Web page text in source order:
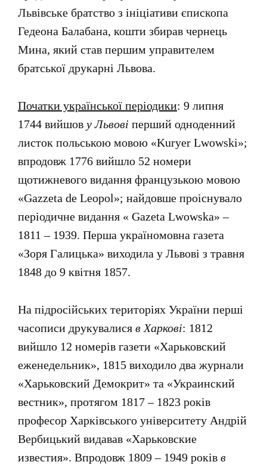
Львівське братство з ініціативи єпископа
Гедеона Балабана, кошти збирав чернець
Мина, який став першим управителем
братської друкарні Львова.
Початки української періодики: 9 липня
1744 вийшов у Львові перший одноденний
листок польською мовою «Kuryer Lwowski»;
впродовж 1776 вийшло 52 номери
щотижневого видання французькою мовою
«Gazzeta de Leopol»; найдовше проіснувало
періодичне видання « Gazeta Lwowska» –
1811 – 1939. Перша україномовна газета
«Зоря Галицька» виходила у Львові з травня
1848 до 9 квітня 1857.
На підросійських територіях України перші
часописи друкувалися в Харкові: 1812
вийшло 12 номерів газети «Харьковский
еженедельник», 1815 виходило два журнали
«Харьковский Демокрит» та «Украинский
вестник», протягом 1817 – 1823 років
професор Харківського університету Андрій
Вербицький видавав «Харьковские
известия». Впродовж 1809 – 1949 років в